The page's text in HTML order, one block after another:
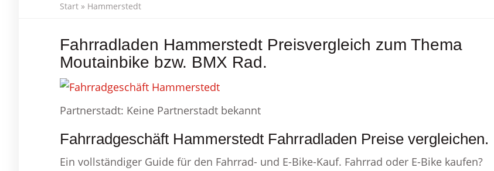
Start » Hammerstedt
Fahrradladen Hammerstedt Preisvergleich zum Thema
Moutainbike bzw. BMX Rad.
Partnerstadt: Keine Partnerstadt bekannt
Fahrradgeschäft Hammerstedt Fahrradladen Preise vergleichen.
Ein vollständiger Guide für den Fahrrad- und E-Bike-Kauf. Fahrrad oder E-Bike kaufen?